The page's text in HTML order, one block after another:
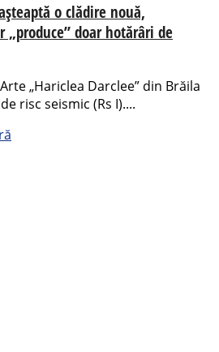
o clădire nouă,
doar hotărâri de
„Hariclea Darclee” din Brăila
risc seismic (Rs I)....